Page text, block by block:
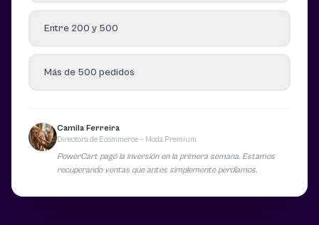
Entre 200 y 500
Más de 500 pedidos
Camila Ferreira
Directora de Ecommerce — Moda Premium
PowerCart pagó la inversión en la primera semana. Estamos
recuperando ventas que antes simplemente perdíamos.